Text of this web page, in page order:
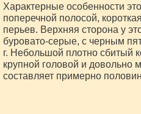
Характерные особенности
поперечной полосой,
перьев. Верхняя сторона у
буровато-серые, с черным
г. Небольшой плотно сбитый
крупной головой и
составляет примерно